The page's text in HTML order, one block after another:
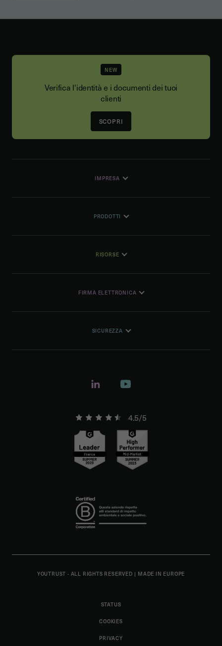
NEW
Verifica l'identità e i documenti dei tuoi
clienti
SCOPRI
IMPRESA
PRODOTTI
RISORSE
FIRMA ELETTRONICA
SICUREZZA
4.5/5
YOUTRUST - ALL RIGHTS RESERVED | MADE IN EUROPE
STATUS
COOKIES
PRIVACY